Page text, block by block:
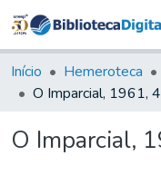
Início Hemeroteca
O Imparcial, 1961,
O Imparcial,